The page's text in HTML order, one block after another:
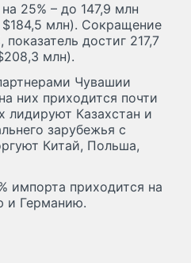
25% – до 147,9 млн
млн). Сокращение
достиг 217,7
млн).
Чувашии
них приходится почти
лидируют Казахстан и
зарубежья с
Китай, Польша,
импорта приходится на
и Германию.